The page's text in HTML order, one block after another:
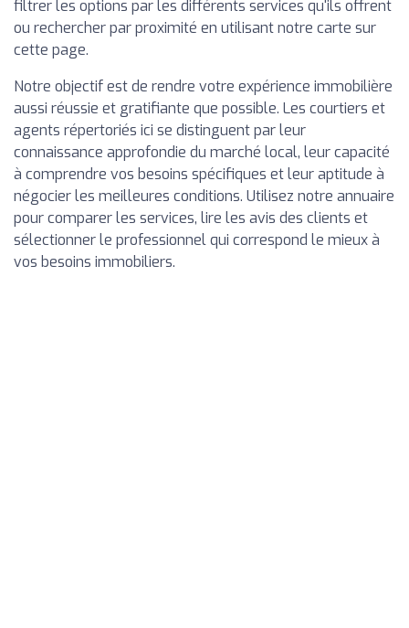
filtrer les options par les différents services qu'ils offrent
ou rechercher par proximité en utilisant notre carte sur
cette page.
Notre objectif est de rendre votre expérience immobilière
aussi réussie et gratifiante que possible. Les courtiers et
agents répertoriés ici se distinguent par leur
connaissance approfondie du marché local, leur capacité
à comprendre vos besoins spécifiques et leur aptitude à
négocier les meilleures conditions. Utilisez notre annuaire
pour comparer les services, lire les avis des clients et
sélectionner le professionnel qui correspond le mieux à
vos besoins immobiliers.